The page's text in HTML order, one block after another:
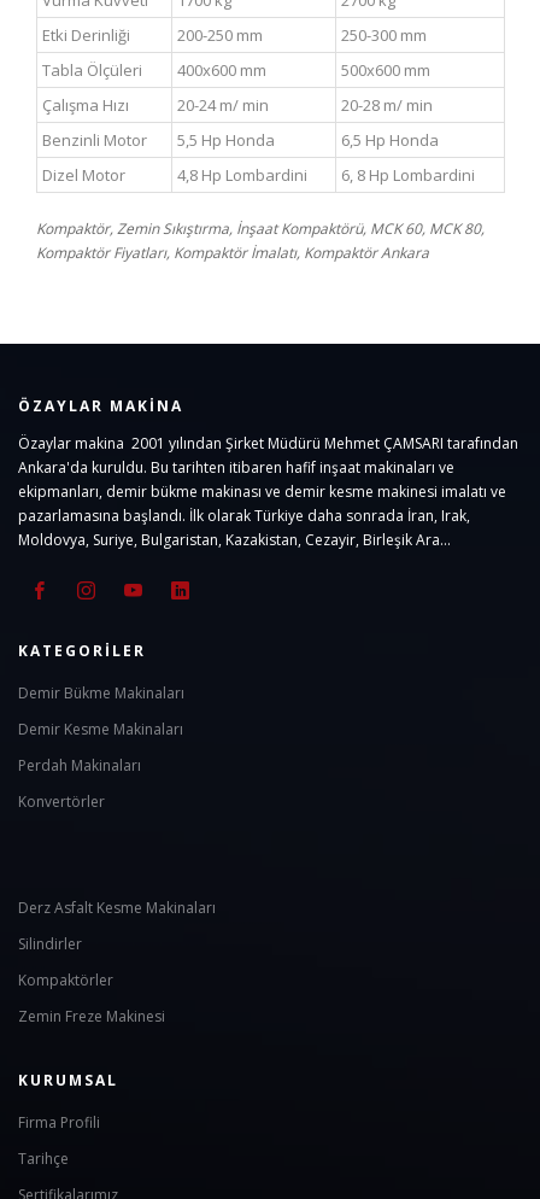
Etki Derinliği
200-250 mm
250-300 mm
Tabla Ölçüleri
400x600 mm
500x600 mm
Çalışma Hızı
20-24 m/ min
20-28 m/ min
Benzinli Motor
5,5 Hp Honda
6,5 Hp Honda
Dizel Motor
4,8 Hp Lombardini 6, 8 Hp Lombardini
Kompaktör, Zemin Sıkıştırma, İnşaat Kompaktörü, MCK 60, MCK 80,
Kompaktör Fiyatları, Kompaktör İmalatı, Kompaktör Ankara
ÖZAYLAR MAKINA
Özaylar makina 2001 yılından Şirket Müdürü Mehmet ÇAMSARI tarafından
Ankara'da kuruldu. Bu tarihten itibaren hafif inşaat makinaları ve
ekipmanları, demir bükme makinası ve demir kesme makinesi imalatı ve
pazarlamasına başlandı. İlk olarak Türkiye daha sonrada İran, Irak,
Moldovya, Suriye, Bulgaristan, Kazakistan, Cezayir, Birleşik Ara...
KATEGORILER
Demir Bükme Makinaları
Demir Kesme Makinaları
Perdah Makinaları
Konvertörler
Derz Asfalt Kesme Makinaları
Silindirler
Kompaktörler
Zemin Freze Makinesi
KURUMSAL
Firma Profili
Tarihçe
Sertifikalarımız